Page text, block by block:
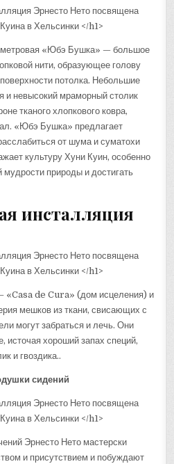
«Юбэ Бушка» — большое
нити, образующее голову
потолка. Небольшие
и невысокий мраморный столик
тканого хлопкового ковра,
«Юбэ Бушка» предлагает
от шума и суматохи
культуру Хуни Куин, особенно
мудрости природы и достигать
инсталляция
«Casa de Cura» (дом исцеления) и
мешков из ткани, свисающих с
могут забраться и лечь. Они
источая хороший запах специй,
и гвоздика..
сидений
Эрнесто Нето мастерски
и присутствием и побуждают